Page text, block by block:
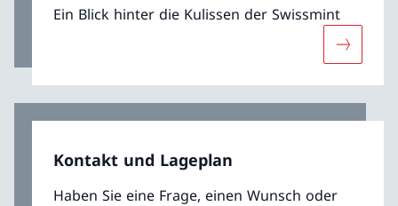
Ein Blick hinter die Kulissen der Swissmint
Mehr
Kontakt und Lageplan
Haben Sie eine Frage, einen Wunsch oder